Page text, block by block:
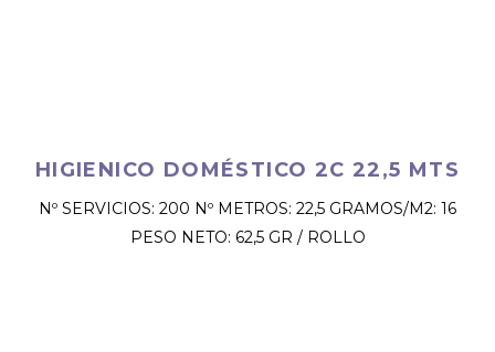
HIGIENICO DOMÉSTICO 2C 22,5 MTS
Nº SERVICIOS: 200 Nº METROS: 22,5 GRAMOS/M2: 16
PESO NETO: 62,5 GR / ROLLO